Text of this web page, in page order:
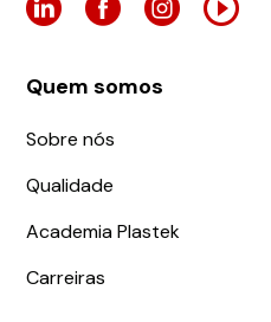
Quem somos
Sobre nós
Qualidade
Academia Plastek
Carreiras